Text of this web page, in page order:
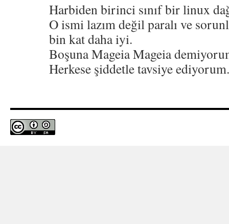
Harbiden birinci sınıf bir linux
O ismi lazım değil paralı ve
bin kat daha iyi.
Boşuna Mageia Mageia
Herkese şiddetle tavsiye ediyorum.